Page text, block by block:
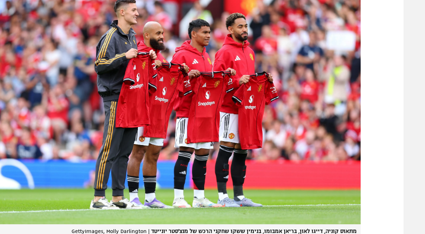
מתאוס קוניה, דייגו לאון, בריאן אמבומו, בנימין ששקו שחקני הרכש של מנצ'סטר יונייטד |
GettyImages, Molly Darlington